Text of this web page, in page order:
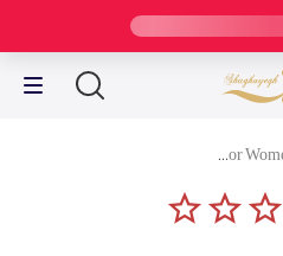
Bvlgari Splendida jasmin Noir For Women EDP
star_borderstar_borderstar_border